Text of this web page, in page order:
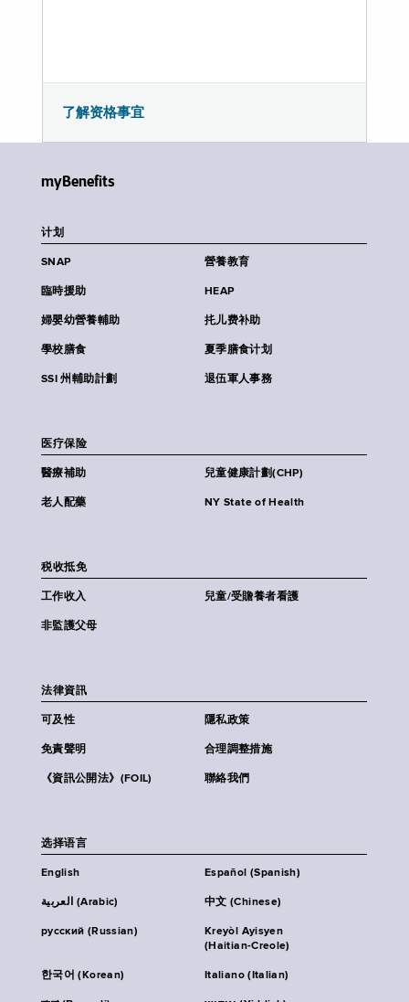
了解资格事宜
myBenefits
计划
SNAP 營養教育
臨時援助 HEAP
婦嬰幼營養輔助 扥儿费补助
學校膳食 夏季膳食计划
SSI 州輔助計劃 退伍軍人事務
医疗保险
醫療補助 兒童健康計劃(CHP)
老人配藥 NY State of Health
税收抵免
工作收入 兒童/受贍養者看護
非監護父母
法律資訊
可及性 隱私政策
免責聲明 合理調整措施
《資訊公開法》(FOIL) 聯絡我們
选择语言
English Español (Spanish)
العربية (Arabic) 中文 (Chinese)
русский (Russian)
Kreyòl Ayisyen
(Haitian-Creole)
한국어 (Korean) Italiano (Italian)